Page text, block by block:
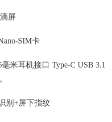
屏
SIM卡
米耳机接口 Type-C USB 3.1
别+屏下指纹